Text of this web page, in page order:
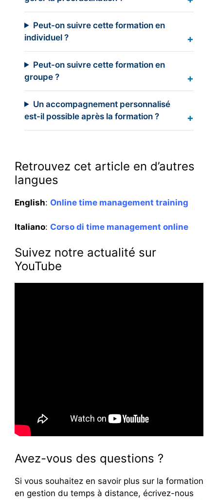
Peut-on suivre cette formation en
individuel ?
Peut-on suivre cette formation en
groupe ?
Un accompagnement personnalisé
est-il possible après la formation ?
Retrouvez cet article en d’autres
langues
English: Online time management training
Italiano: Corso di time management online
Suivez notre actualité sur
YouTube
Avez-vous des questions ?
Si vous souhaitez en savoir plus sur la formation
en gestion du temps à distance, écrivez-nous